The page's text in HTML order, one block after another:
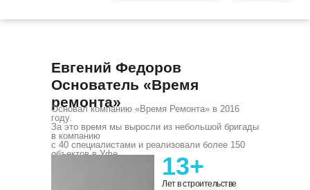
Евгений Федоров
Основатель «Время
ремонта»
13+
Основал компанию «Время Ремонта» в 2016
году.
За это время мы выросли из небольшой бригады
в компанию
с 40 специалистами и реализовали более 150
объектов в Уфе
Лет в строительстве